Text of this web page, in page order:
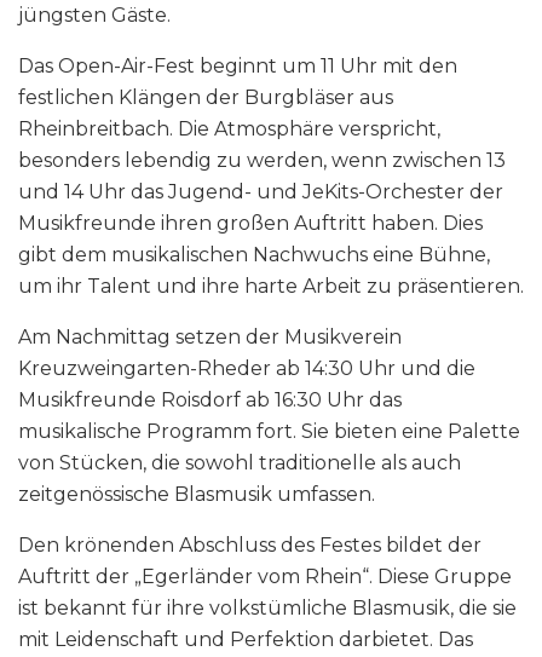
jüngsten Gäste.
Das Open-Air-Fest beginnt um 11 Uhr mit den
festlichen Klängen der Burgbläser aus
Rheinbreitbach. Die Atmosphäre verspricht,
besonders lebendig zu werden, wenn zwischen 13
und 14 Uhr das Jugend- und JeKits-Orchester der
Musikfreunde ihren großen Auftritt haben. Dies
gibt dem musikalischen Nachwuchs eine Bühne,
um ihr Talent und ihre harte Arbeit zu präsentieren.
Am Nachmittag setzen der Musikverein
Kreuzweingarten-Rheder ab 14:30 Uhr und die
Musikfreunde Roisdorf ab 16:30 Uhr das
musikalische Programm fort. Sie bieten eine Palette
von Stücken, die sowohl traditionelle als auch
zeitgenössische Blasmusik umfassen.
Den krönenden Abschluss des Festes bildet der
Auftritt der „Egerländer vom Rhein“. Diese Gruppe
ist bekannt für ihre volkstümliche Blasmusik, die sie
mit Leidenschaft und Perfektion darbietet. Das